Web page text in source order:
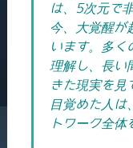
は、5次元で
今、大覚醒が
います。多く
理解し、長い
きた現実を見
目覚めた人は
トワーク全体